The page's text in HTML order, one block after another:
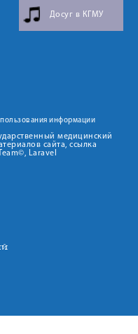
Досуг в КГМУ
информации
медицинский
сайта, ссылка
Laravel